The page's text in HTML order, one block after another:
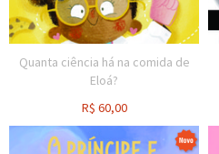
Quanta ciência há na comida de
Eloá?
R$ 60,00